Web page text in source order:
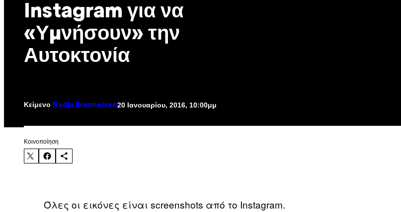
Instagram για να
«Υμνήσουν» την
Αυτοκτονία
Κείμενο Nadja Brenneisen20 Ιανουαρίου, 2016, 10:00μμ
Kοινοποίηση
Όλες οι εικόνες είναι screenshots από το Instagram.